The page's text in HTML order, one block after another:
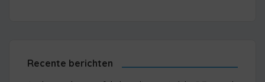
Recente berichten